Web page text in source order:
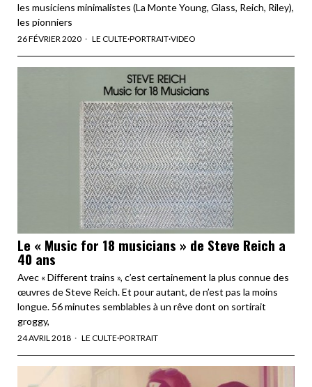
les musiciens minimalistes (La Monte Young, Glass, Reich, Riley),
les pionniers
26 FÉVRIER 2020 LE CULTE·PORTRAIT·VIDEO
Le « Music for 18 musicians » de Steve Reich a
40 ans
Avec « Different trains », c’est certainement la plus connue des
œuvres de Steve Reich. Et pour autant, de n’est pas la moins
longue. 56 minutes semblables à un rêve dont on sortirait
groggy,
24 AVRIL 2018 LE CULTE·PORTRAIT